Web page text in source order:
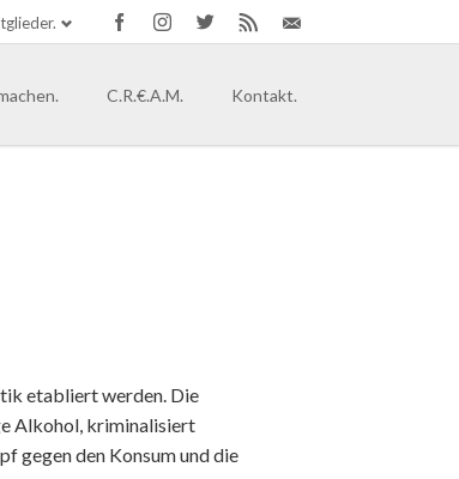
Hop Kultur
C.R.€.A.M. Kontakt.
etabliert werden. Die
Alkohol, kriminalisiert
gegen den Konsum und die